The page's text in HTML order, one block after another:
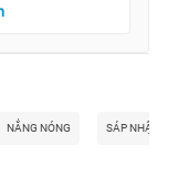
NẮNG NÓNG SÁP NHẬP